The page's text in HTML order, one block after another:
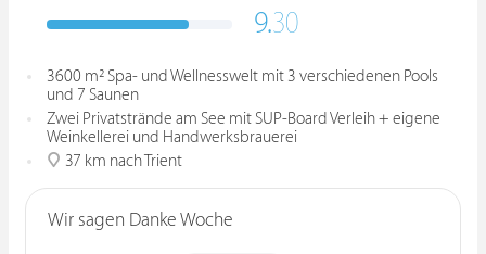
9.30
3600 m² Spa- und Wellnesswelt mit 3 verschiedenen Pools
und 7 Saunen
Zwei Privatstrände am See mit SUP-Board Verleih + eigene
Weinkellerei und Handwerksbrauerei
37 km nach Trient
Wir sagen Danke Woche